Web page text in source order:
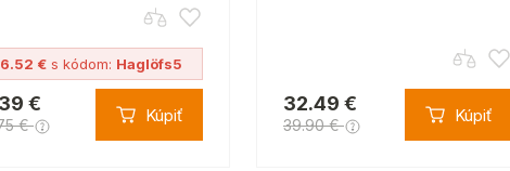
€ s kódom: Haglöfs5
€
€ Kúpiť
32.49 €
39.90 € Kúpiť